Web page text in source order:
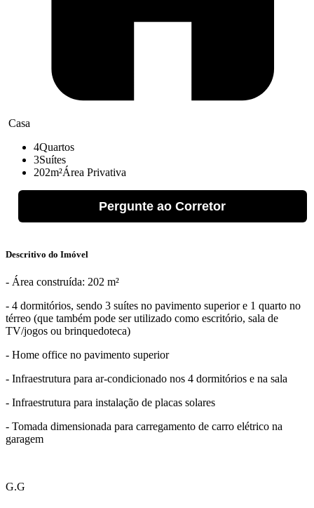
Casa
4Quartos
3Suítes
202m²Área Privativa
Pergunte ao Corretor
Descritivo do Imóvel
- Área construída: 202 m²
- 4 dormitórios, sendo 3 suítes no pavimento superior e 1 quarto no
térreo (que também pode ser utilizado como escritório, sala de
TV/jogos ou brinquedoteca)
- Home office no pavimento superior
- Infraestrutura para ar-condicionado nos 4 dormitórios e na sala
- Infraestrutura para instalação de placas solares
- Tomada dimensionada para carregamento de carro elétrico na
garagem
G.G